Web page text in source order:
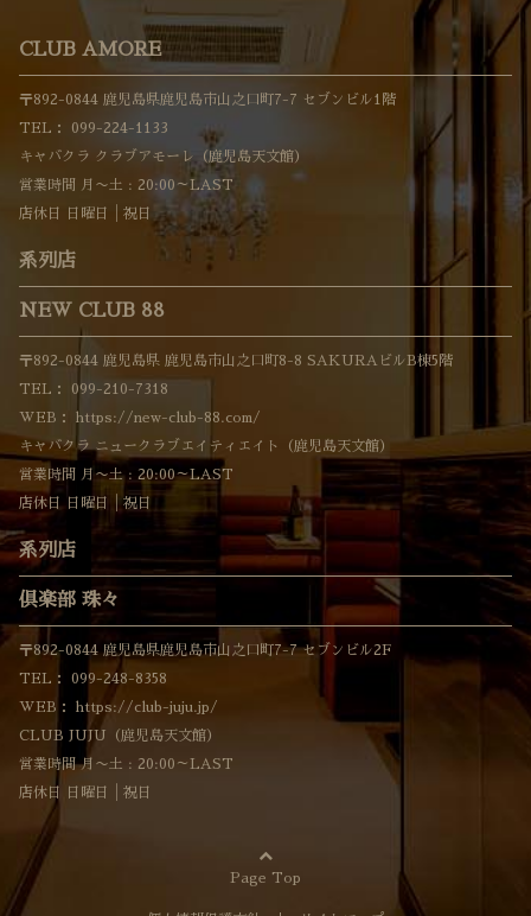
CLUB AMORE
〒892-0844 鹿児島県鹿児島市山之口町7-7 セブンビル1階
TEL：
099-224-1133
キャバクラ クラブアモーレ（鹿児島天文館）
営業時間 月〜土 : 20:00～LAST
店休日 日曜日│祝日
系列店
NEW CLUB 88
〒892-0844 鹿児島県 鹿児島市山之口町8-8 SAKURAビルB棟5階
TEL：
099-210-7318
WEB：
https://new-club-88.com/
キャバクラ ニュークラブエイティエイト（鹿児島天文館）
営業時間 月〜土 : 20:00～LAST
店休日 日曜日│祝日
系列店
倶楽部 珠々
〒892-0844 鹿児島県鹿児島市山之口町7-7 セブンビル2F
TEL：
099-248-8358
WEB：
https://club-juju.jp/
CLUB JUJU（鹿児島天文館）
営業時間 月〜土 : 20:00～LAST
店休日 日曜日│祝日
Page Top